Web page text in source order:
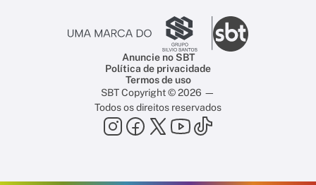
Anuncie no SBT
Política de privacidade
Termos de uso
SBT Copyright © 2026 —
Todos os direitos reservados